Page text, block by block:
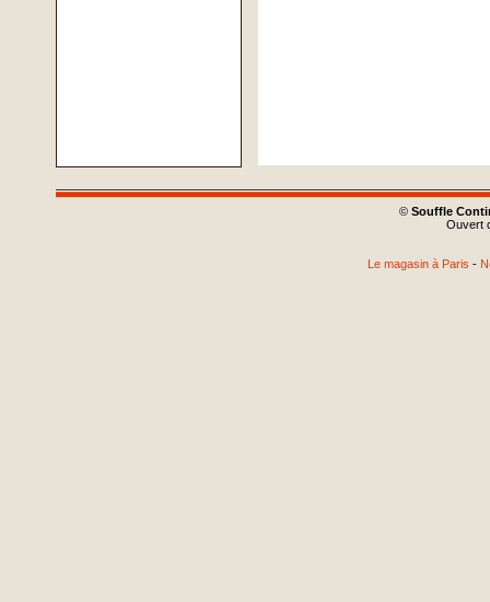
© Souffle
Ouvert
Le magasin à Paris -